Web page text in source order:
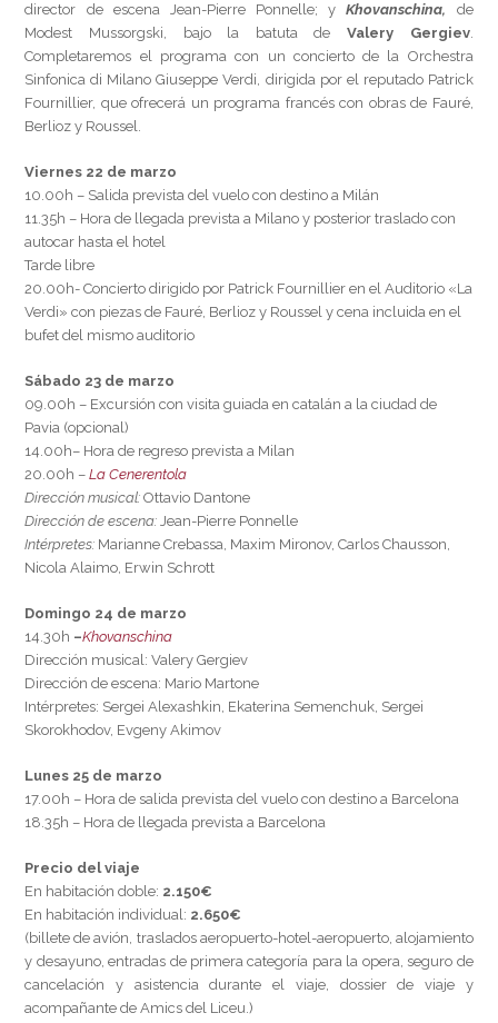
director de escena Jean-Pierre Ponnelle; yKhovanschina, de
Modest Mussorgski, bajo la batuta de Valery Gergiev.
Completaremos el programa con un concierto de la Orchestra
Sinfonica di Milano Giuseppe Verdi, dirigida por el reputado Patrick
Fournillier, que ofrecerá un programa francés con obras de Fauré,
Berlioz y Roussel.
Viernes 22 de marzo
10.00h – Salida prevista del vuelo con destino a Milán
11.35h – Hora de llegada prevista a Milano y posterior traslado con
autocar hasta el hotel
Tarde libre
20.00h- Concierto dirigido por Patrick Fournillier en el Auditorio «La
Verdi» con piezas de Fauré, Berlioz y Roussel y cena incluida en el
bufet del mismo auditorio
Sábado 23 de marzo
09.00h – Excursión con visita guiada en catalán a la ciudad de
Pavia (opcional)
14.00h– Hora de regreso prevista a Milan
20.00h –La Cenerentola
Dirección musical:Ottavio Dantone
Dirección de escena: Jean-Pierre Ponnelle
Intérpretes: Marianne Crebassa, Maxim Mironov, Carlos Chausson,
Nicola Alaimo, Erwin Schrott
Domingo 24 de marzo
14.30h –Khovanschina
Dirección musical: Valery Gergiev
Dirección de escena: Mario Martone
Intérpretes: Sergei Alexashkin, Ekaterina Semenchuk, Sergei
Skorokhodov, Evgeny Akimov
Lunes 25 de marzo
17.00h – Hora de salida prevista del vuelo con destino a Barcelona
18.35h – Hora de llegada prevista a Barcelona
Precio del viaje
En habitación doble: 2.150€
En habitación individual: 2.650€
(billete de avión, traslados aeropuerto-hotel-aeropuerto, alojamiento
y desayuno, entradas de primera categoría para la opera, seguro de
cancelación y asistencia durante el viaje, dossier de viaje y
acompañante de Amics del Liceu.)